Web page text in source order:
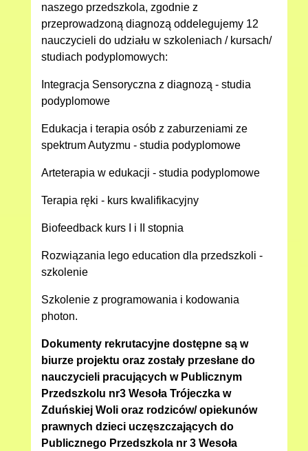
naszego przedszkola, zgodnie z
przeprowadzoną diagnozą oddelegujemy 12
nauczycieli do udziału w szkoleniach / kursach/
studiach podyplomowych:
Integracja Sensoryczna z diagnozą - studia
podyplomowe
Edukacja i terapia osób z zaburzeniami ze
spektrum Autyzmu - studia podyplomowe
Arteterapia w edukacji - studia podyplomowe
Terapia ręki - kurs kwalifikacyjny
Biofeedback kurs I i II stopnia
Rozwiązania lego education dla przedszkoli -
szkolenie
Szkolenie z programowania i kodowania
photon.
Dokumenty rekrutacyjne dostępne są w
biurze projektu oraz zostały przesłane do
nauczycieli pracujących w Publicznym
Przedszkolu nr3 Wesoła Trójeczka w
Zduńskiej Woli oraz rodziców/ opiekunów
prawnych dzieci uczęszczających do
Publicznego Przedszkola nr 3 Wesoła